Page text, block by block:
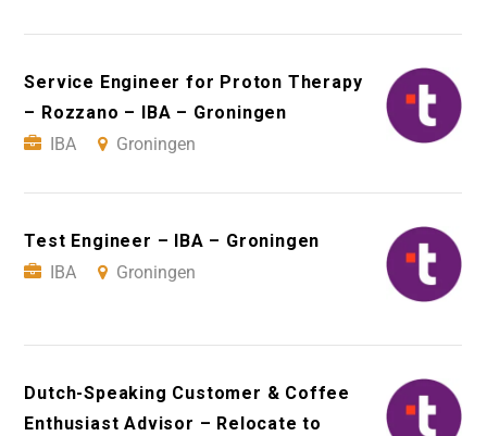
Service Engineer for Proton Therapy
– Rozzano – IBA – Groningen
IBA
Groningen
Test Engineer – IBA – Groningen
IBA
Groningen
Dutch-Speaking Customer & Coffee
Enthusiast Advisor – Relocate to